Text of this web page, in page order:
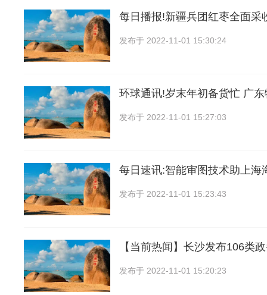
每日播报!新疆兵团红枣全面采
发布于 2022-11-01 15:30:24
环球通讯!岁末年初备货忙 广
发布于 2022-11-01 15:27:03
每日速讯:智能审图技术助上海
发布于 2022-11-01 15:23:43
【当前热闻】长沙发布106类
发布于 2022-11-01 15:20:23